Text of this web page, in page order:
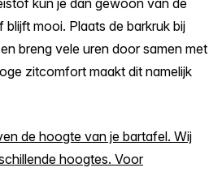
mooi. Plaats de barkruk bij
breng vele uren door samen met
zitcomfort maakt dit namelijk
de hoogte van je bartafel. Wij
hoogtes. Voor